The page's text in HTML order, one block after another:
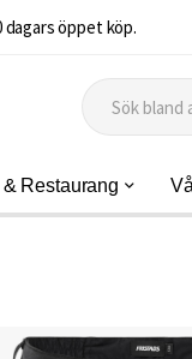
öppet köp.
& Restaurang